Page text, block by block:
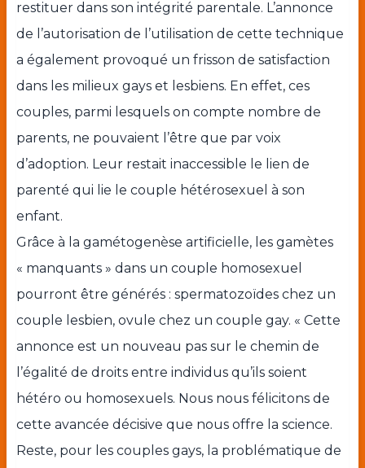
restituer dans son intégrité parentale. L’annonce
de l’autorisation de l’utilisation de cette technique
a également provoqué un frisson de satisfaction
dans les milieux gays et lesbiens. En effet, ces
couples, parmi lesquels on compte nombre de
parents, ne pouvaient l’être que par voix
d’adoption. Leur restait inaccessible le lien de
parenté qui lie le couple hétérosexuel à son
enfant.
Grâce à la gamétogenèse artificielle, les gamètes
« manquants » dans un couple homosexuel
pourront être générés : spermatozoïdes chez un
couple lesbien, ovule chez un couple gay. « Cette
annonce est un nouveau pas sur le chemin de
l’égalité de droits entre individus qu’ils soient
hétéro ou homosexuels. Nous nous félicitons de
cette avancée décisive que nous offre la science.
Reste, pour les couples gays, la problématique de